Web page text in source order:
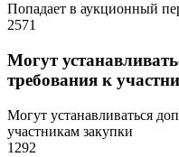
Попадает в аукционный
2571
Могут
требования к
Могут устанавливаться
участникам закупки
1292